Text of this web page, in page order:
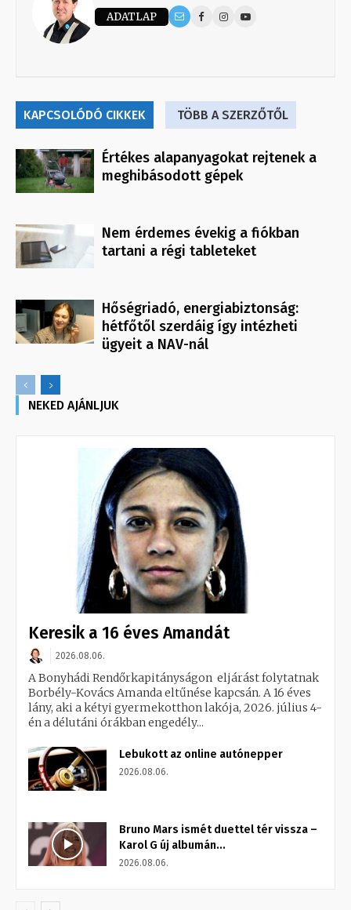
ADATLAP
KAPCSOLÓDÓ CIKKEK TÖBB A SZERZŐTŐL
Értékes alapanyagokat rejtenek a
meghibásodott gépek
Nem érdemes évekig a fiókban
tartani a régi tableteket
Hőségriadó, energiabiztonság:
hétfőtől szerdáig így intézheti
ügyeit a NAV-nál
NEKED AJÁNLJUK
Keresik a 16 éves Amandát
2026.08.06.
A Bonyhádi Rendőrkapitányságon eljárást folytatnak
Borbély-Kovács Amanda eltűnése kapcsán. A 16 éves
lány, aki a kétyi gyermekotthon lakója, 2026. július 4-
én a délutáni órákban engedély...
Lebukott az online autónepper
2026.08.06.
Bruno Mars ismét duettel tér vissza –
Karol G új albumán...
2026.08.06.